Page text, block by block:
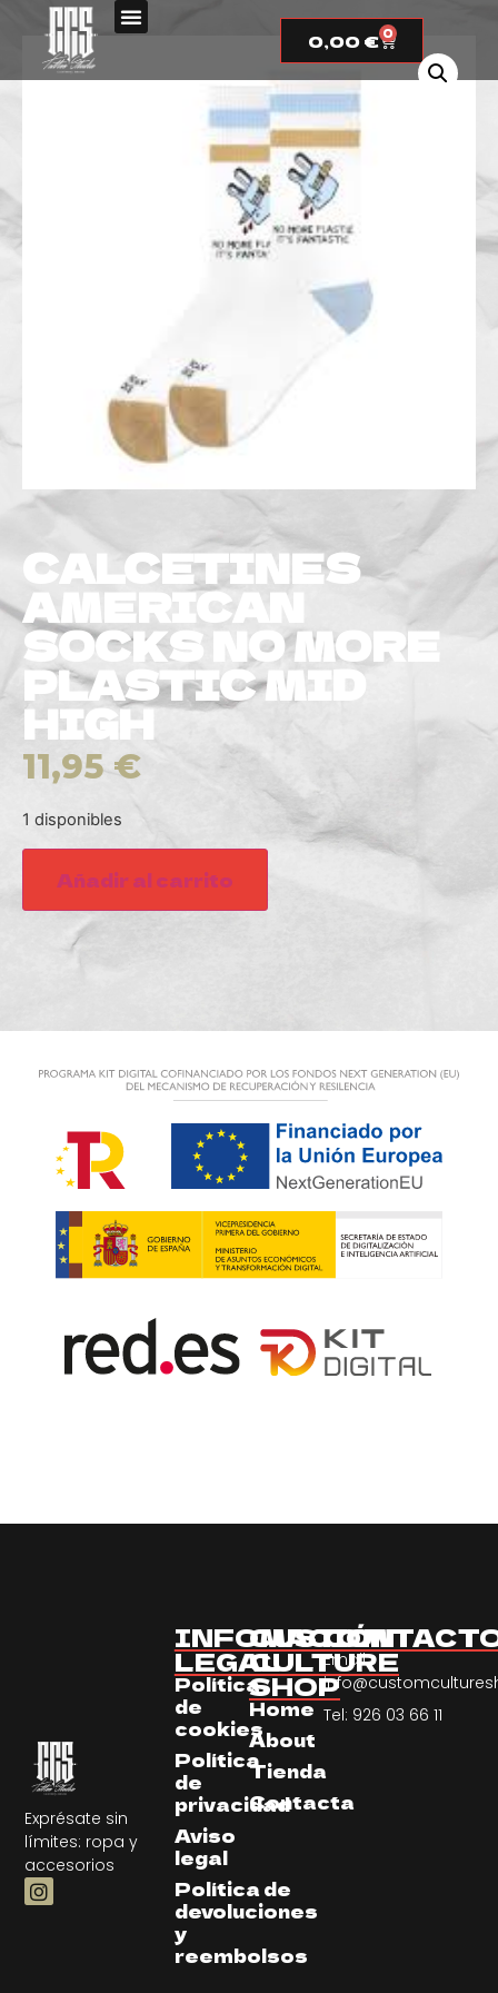
0,00€ 0
CALCETINES
AMERICAN
SOCKS NO MORE
PLASTIC MID
HIGH
11,95€
1 disponibles
Añadir al carrito
Exprésate sin
límites: ropa y
accesorios
CUSTOM
CULTURE
SHOP
Home
About
Tienda
Contacta
Email:
Tel: 926 03 66 11
INFOMACIÓN
LEGAL
Política
de
cookies
Política
de
privacidad
Aviso
legal
Política de
devoluciones
y
reembolsos